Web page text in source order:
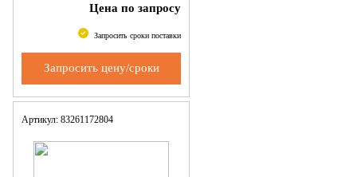
Цена по запросу
Запросить сроки поставки
Запросить цену/сроки
Артикул: 83261172804